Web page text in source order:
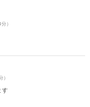
）
）
す